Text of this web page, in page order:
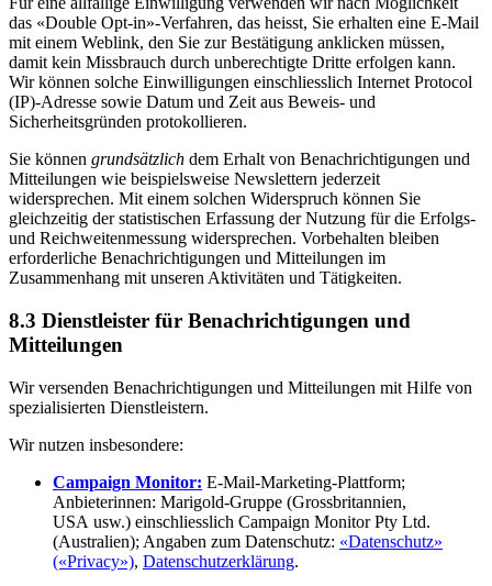
das «Double Opt-in»-Verfahren, das heisst, Sie erhalten eine E-Mail
mit einem Weblink, den Sie zur Bestätigung anklicken müssen,
damit kein Missbrauch durch unberechtigte Dritte erfolgen kann.
Wir können solche Einwilligungen einschliesslich Internet Protocol
(IP)-Adresse sowie Datum und Zeit aus Beweis- und
Sicherheitsgründen protokollieren.
Sie können grundsätzlich dem Erhalt von Benachrichtigungen und
Mitteilungen wie beispielsweise Newslettern jederzeit
widersprechen. Mit einem solchen Widerspruch können Sie
gleichzeitig der statistischen Erfassung der Nutzung für die Erfolgs-
und Reichweitenmessung widersprechen. Vorbehalten bleiben
erforderliche Benachrichtigungen und Mitteilungen im
Zusammenhang mit unseren Aktivitäten und Tätigkeiten.
8.3 Dienstleister für Benachrichtigungen und
Mitteilungen
Wir versenden Benachrichtigungen und Mitteilungen mit Hilfe von
spezialisierten Dienstleistern.
Wir nutzen insbesondere:
Campaign Monitor: E-Mail-Marketing-Plattform;
Anbieterinnen: Marigold-Gruppe (Grossbritannien,
USA usw.) einschliesslich Campaign Monitor Pty Ltd.
(Australien); Angaben zum Datenschutz: «Datenschutz»
(«Privacy»), Datenschutzerklärung.